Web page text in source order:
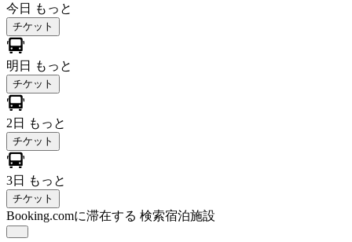
今日 もっと
チケット
明日 もっと
チケット
2日 もっと
チケット
3日 もっと
チケット
Booking.comに滞在する 検索宿泊施設